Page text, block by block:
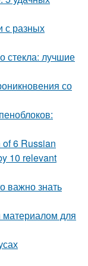
с разных
стекла: лучшие
со
6 Russian
10 relevant
важно знать
для